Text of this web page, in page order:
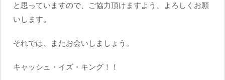
と思っていますので、ご協力頂けますよう、よろしくお願
いします。
それでは、またお会いしましょう。
キャッシュ・イズ・キング！！